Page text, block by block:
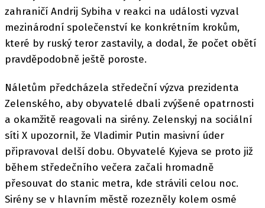
zahraničí Andrij Sybiha v reakci na události vyzval
mezinárodní společenství ke konkrétním krokům,
které by ruský teror zastavily, a dodal, že počet obětí
pravděpodobně ještě poroste.
Náletům předcházela středeční výzva prezidenta
Zelenského, aby obyvatelé dbali zvýšené opatrnosti
a okamžitě reagovali na sirény. Zelenskyj na sociální
síti X upozornil, že Vladimir Putin masivní úder
připravoval delší dobu. Obyvatelé Kyjeva se proto již
během středečního večera začali hromadně
přesouvat do stanic metra, kde strávili celou noc.
Sirény se v hlavním městě rozezněly kolem osmé